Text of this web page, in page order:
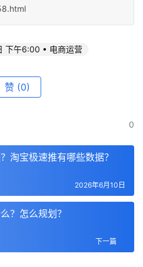
下午6:00 • 电商运营
赞 (0)
0
淘宝极速推有哪些数据？
2026年6月10日
？怎么规划？
下一篇